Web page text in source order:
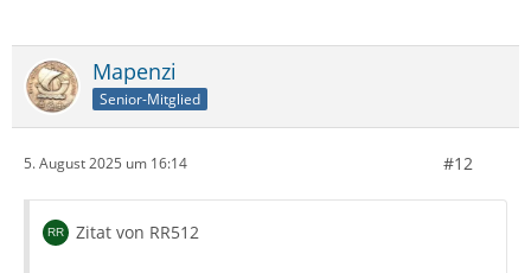
Mapenzi
Senior-Mitglied
5. August 2025 um 16:14 #12
Zitat von RR512